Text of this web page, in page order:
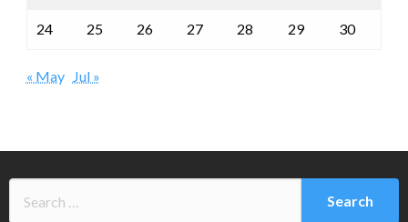
24 25 26 27 28 29 30
« May Jul »